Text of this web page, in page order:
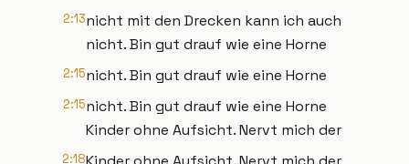
2:13nicht mit den Drecken kann ich auch
nicht. Bin gut drauf wie eine Horne
2:15nicht. Bin gut drauf wie eine Horne
2:15nicht. Bin gut drauf wie eine Horne
Kinder ohne Aufsicht. Nervt mich der
2:18